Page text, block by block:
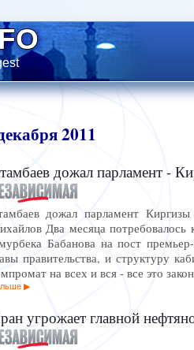
2011
дожал парламент -
дожал парламент Киргизы
Два месяца
Бабанова на пост
правительства, и структуру
на всех и вся - все это
угрожает главной